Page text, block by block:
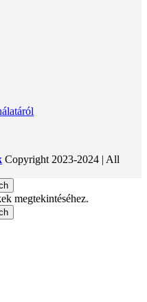
Copyright 2023-2024 | All
megtekintéséhez.